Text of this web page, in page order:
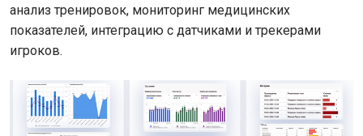
анализ тренировок, мониторинг медицинских
показателей, интеграцию с датчиками и трекерами
игроков.